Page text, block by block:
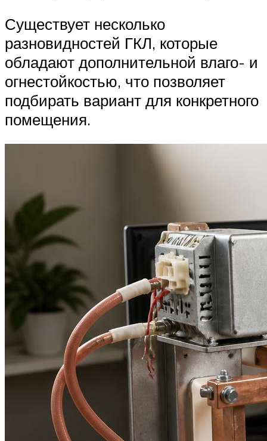
Существует несколько
разновидностей ГКЛ, которые
обладают дополнительной влаго- и
огнестойкостью, что позволяет
подбирать вариант для конкретного
помещения.